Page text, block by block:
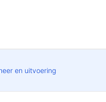
en uitvoering